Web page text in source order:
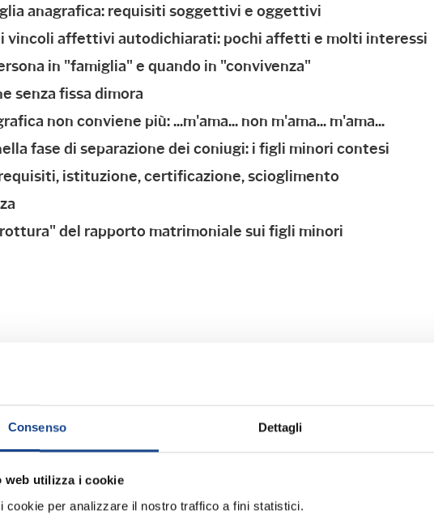
Consenso Dettagli
web utilizza i cookie
cookie per analizzare il nostro traffico a fini statistici.
anagrafica: requisiti soggettivi e oggettivi
vincoli affettivi autodichiarati: pochi affetti e molti interessi
in "famiglia" e quando in "convivenza"
senza fissa dimora
non conviene più: ...m'ama... non m'ama... m'ama...
fase di separazione dei coniugi: i figli minori contesi
istituzione, certificazione, scioglimento
del rapporto matrimoniale sui figli minori
Comuni anno 2020 Rinnovo